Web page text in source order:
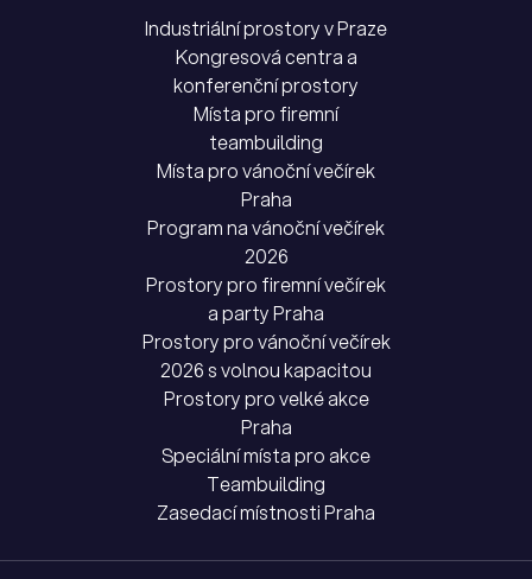
Industriální prostory v Praze
Kongresová centra a
konferenční prostory
Místa pro firemní
teambuilding
Místa pro vánoční večírek
Praha
Program na vánoční večírek
2026
Prostory pro firemní večírek
a party Praha
Prostory pro vánoční večírek
2026 s volnou kapacitou
Prostory pro velké akce
Praha
Speciální místa pro akce
Teambuilding
Zasedací místnosti Praha